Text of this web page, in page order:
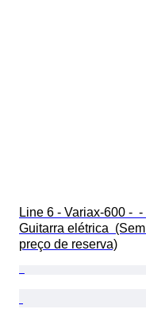
Line 6 - Variax-600 -  -
Guitarra elétrica  (Sem
preço de reserva)